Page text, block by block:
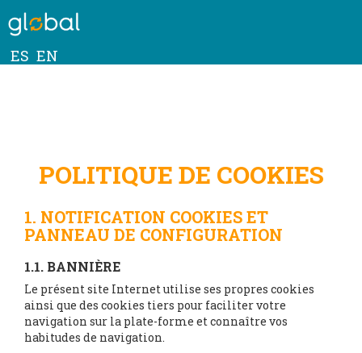
ES EN
POLITIQUE DE COOKIES
1. NOTIFICATION COOKIES ET
PANNEAU DE CONFIGURATION
1.1. BANNIÈRE
Le présent site Internet utilise ses propres cookies
ainsi que des cookies tiers pour faciliter votre
navigation sur la plate-forme et connaître vos
habitudes de navigation.